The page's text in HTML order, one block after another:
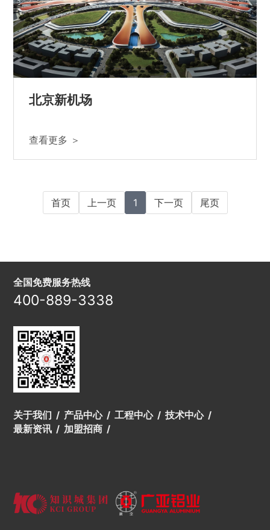
北京新机场
查看更多 ＞
首页 上一页 1 下一页 尾页
关于我们 产品中心 工程中心
技术中心
最新资讯
加盟招商
全国免费服务热线
400-889-3338